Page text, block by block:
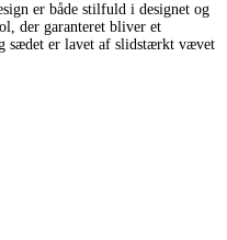
er både stilfuld i designet og
der garanteret bliver et
sædet er lavet af slidstærkt vævet